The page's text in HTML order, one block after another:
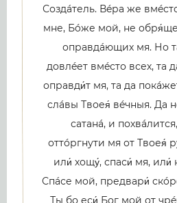
Создáтель. Вéра же
мне, Бóже мой, не
оправдáющих мя. Но
довлéет вмéсто всех, та
оправди́т мя, та да
слáвы Твоея́ вéчныя. Да
сатанá, и
оттóргнути мя от Твоея́
или́ хощу́, спаси́ мя, или́
Спáсе мой, предвари́
Ты бо еси́ Бог мой от